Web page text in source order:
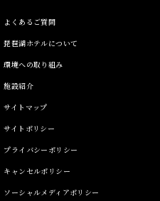
よくあるご質問
琵琶湖ホテルについて
環境への取り組み
施設紹介
サイトマップ
サイトポリシー
プライバシーポリシー
キャンセルポリシー
ソーシャルメディアポリシー